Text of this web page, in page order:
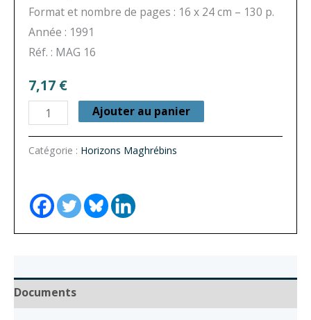
Format et nombre de pages : 16 x 24 cm – 130 p.
Année : 1991
Réf. : MAG 16
7,17 €
quantité
de
Horizons
n°
16
-
campagnes
au
Ajouter au panier
Catégorie : Horizons Maghrébins
Documents